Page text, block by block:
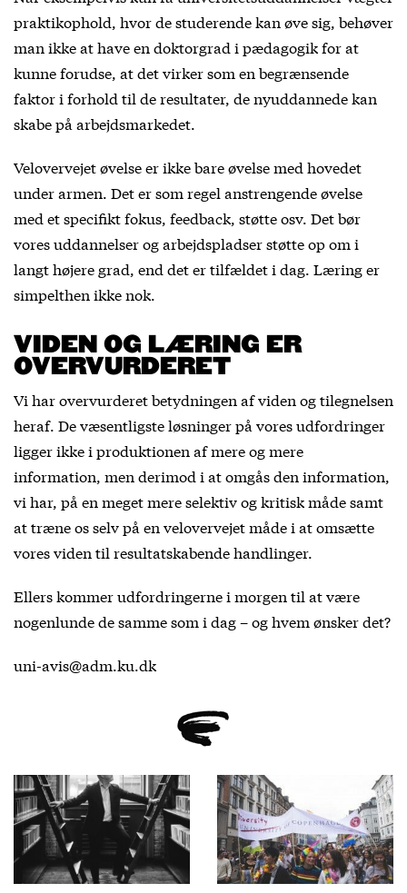
praktikophold, hvor de studerende kan øve sig, behøver
man ikke at have en doktorgrad i pædagogik for at
kunne forudse, at det virker som en begrænsende
faktor i forhold til de resultater, de nyuddannede kan
skabe på arbejdsmarkedet.
Velovervejet øvelse er ikke bare øvelse med hovedet
under armen. Det er som regel anstrengende øvelse
med et specifikt fokus, feedback, støtte osv. Det bør
vores uddannelser og arbejdspladser støtte op om i
langt højere grad, end det er tilfældet i dag. Læring er
simpelthen ikke nok.
VIDEN OG LÆRING ER
OVERVURDERET
Vi har overvurderet betydningen af viden og tilegnelsen
heraf. De væsentligste løsninger på vores udfordringer
ligger ikke i produktionen af mere og mere
information, men derimod i at omgås den information,
vi har, på en meget mere selektiv og kritisk måde samt
at træne os selv på en velovervejet måde i at omsætte
vores viden til resultatskabende handlinger.
Ellers kommer udfordringerne i morgen til at være
nogenlunde de samme som i dag – og hvem ønsker det?
uni-avis@adm.ku.dk